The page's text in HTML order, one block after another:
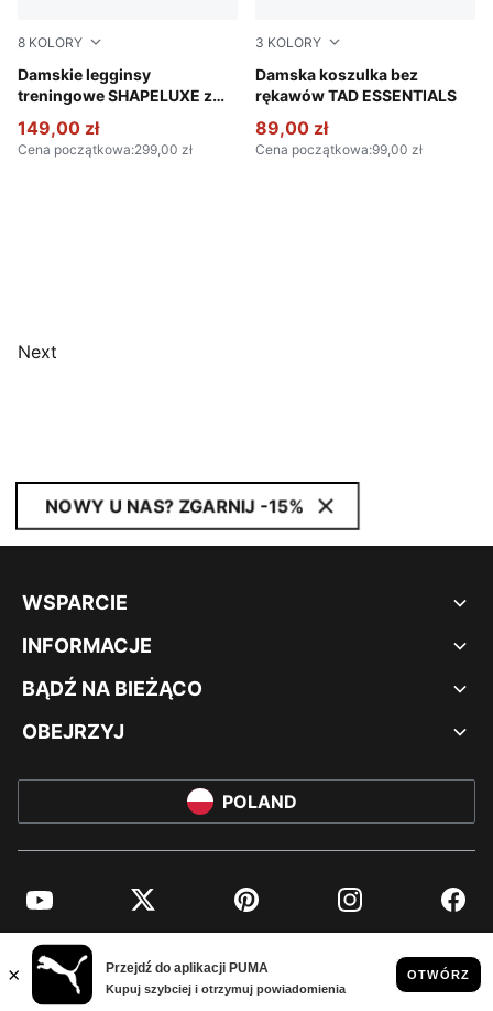
8 KOLORY
Damskie legginsy
treningowe SHAPELUXE z
Sandstone
149,00 zł
Cena początkowa:299,00 zł
3 KOLORY
Damska koszulka bez
rękawów TAD ESSENTIALS
Puma White
89,00 zł
Cena początkowa:99,00 zł
Next
NOWY U NAS? ZGARNIJ -15%
WSPARCIE
INFORMACJE
BĄDŹ NA BIEŻĄCO
OBEJRZYJ
POLAND
YouTube Twitter Pinterest Instagram
© PUMA EUROPE GMBH, 2026. WSZYSTKIE PRAWA ZASTRZEŻONE
NADRUK FIRMOWY I DANE PRAWNE